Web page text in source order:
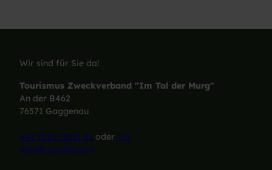
Wir sind für Sie da!
Tourismus Zweckverband "Im Tal der Murg"
An der B462
76571 Gaggenau
+49 7225 98131 21 oder -22
info@murgtal.org